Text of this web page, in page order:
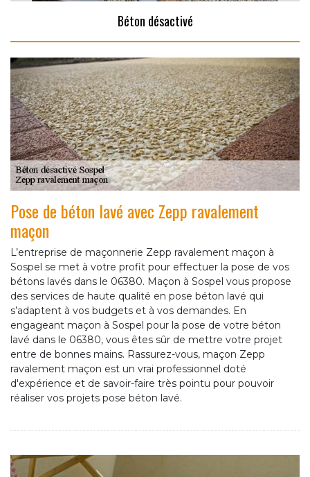
Béton désactivé
Pose de béton lavé avec Zepp ravalement
maçon
L’entreprise de maçonnerie Zepp ravalement maçon à
Sospel se met à votre profit pour effectuer la pose de vos
bétons lavés dans le 06380. Maçon à Sospel vous propose
des services de haute qualité en pose béton lavé qui
s’adaptent à vos budgets et à vos demandes. En
engageant maçon à Sospel pour la pose de votre béton
lavé dans le 06380, vous êtes sûr de mettre votre projet
entre de bonnes mains. Rassurez-vous, maçon Zepp
ravalement maçon est un vrai professionnel doté
d'expérience et de savoir-faire très pointu pour pouvoir
réaliser vos projets pose béton lavé.